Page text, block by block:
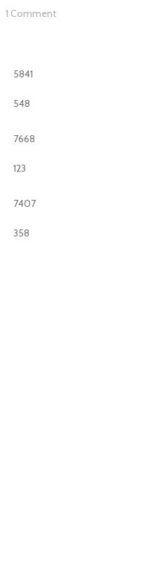
1 Comment
5841
548
7668
123
7407
358